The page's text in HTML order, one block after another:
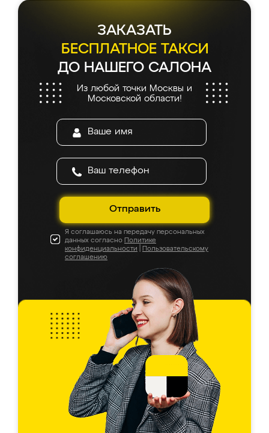
ЗАКАЗАТЬ
БЕСПЛАТНОЕ ТАКСИ
ДО НАШЕГО САЛОНА
Из любой точки Москвы и
Московской области!
Отправить
Я соглашаюсь на передачу персональных
данных согласно Политике
конфиденциальности
Пользовательскому
соглашению